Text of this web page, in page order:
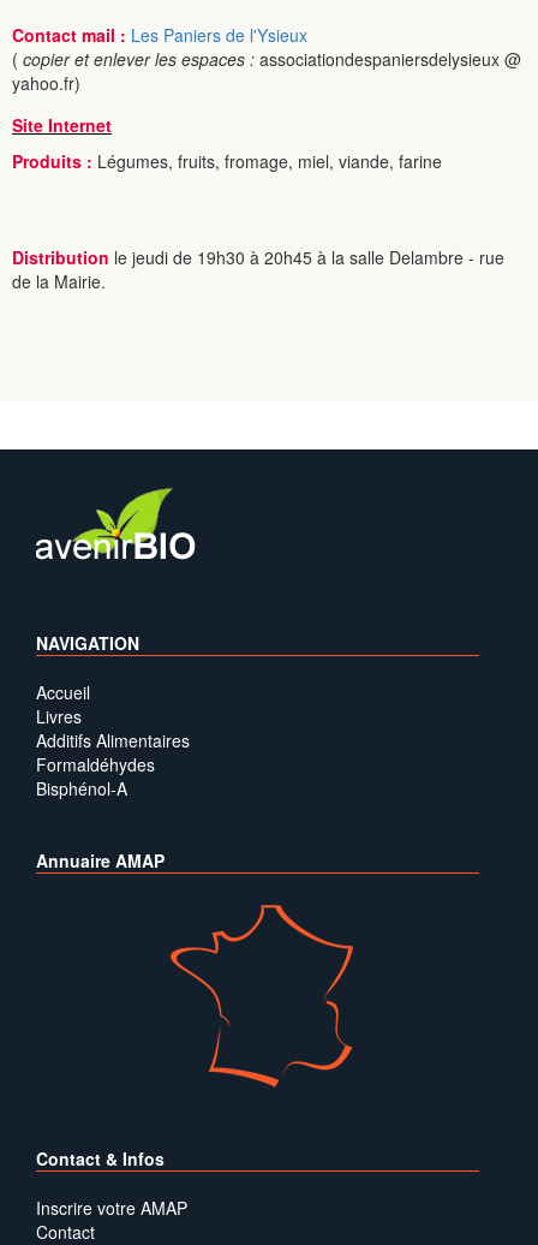
Contact mail : Les Paniers de l'Ysieux
( copier et enlever les espaces : associationdespaniersdelysieux @
yahoo.fr)
Site Internet
Produits : Légumes, fruits, fromage, miel, viande, farine
Distribution le jeudi de 19h30 à 20h45 à la salle Delambre - rue
de la Mairie.
NAVIGATION
Accueil
Livres
Additifs Alimentaires
Formaldéhydes
Bisphénol-A
Annuaire AMAP
Contact & Infos
Inscrire votre AMAP
Contact